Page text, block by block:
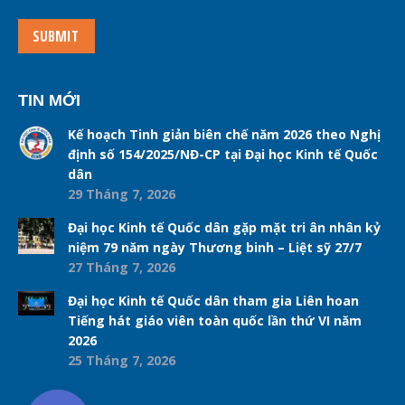
SUBMIT
TIN MỚI
Kế hoạch Tinh giản biên chế năm 2026 theo Nghị
định số 154/2025/NĐ-CP tại Đại học Kinh tế Quốc
dân
29 Tháng 7, 2026
Đại học Kinh tế Quốc dân gặp mặt tri ân nhân kỷ
niệm 79 năm ngày Thương binh – Liệt sỹ 27/7
27 Tháng 7, 2026
Đại học Kinh tế Quốc dân tham gia Liên hoan
Tiếng hát giáo viên toàn quốc lần thứ VI năm
2026
25 Tháng 7, 2026